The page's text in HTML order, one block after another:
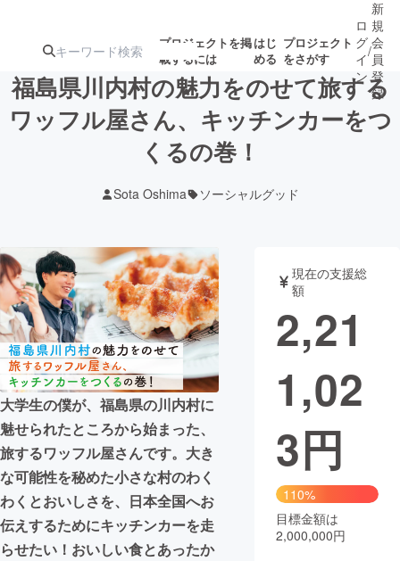
プロジェクトを掲
載するには
はじ
める
プロジェクト
をさがす
注目の新着プロ
ジェクト
募集終了が近いプ
テクノロジー・ガジェット
映像・映画 書籍・雑誌
ビジネス・起業 チャレンジ
まちづくり・地域活性化
CAMPFIRE for Social Good
CAMPFIRE Creation
CAMPFIREふるさと納税machi-ya コミュニティ
ロ
グ
イ
ン
/
新
規
会
員
登
録
福島県川内村の魅力をのせて旅する
ワッフル屋さん、キッチンカーをつ
くるの巻！
Sota Oshima ソーシャルグッド
大学生の僕が、福島県の川内村に
魅せられたところから始まった、
旅するワッフル屋さんです。大き
な可能性を秘めた小さな村のわく
わくとおいしさを、日本全国へお
伝えするためにキッチンカーを走
らせたい！おいしい食とあったか
現在の支援総
額
2,21
1,02
3円
110%
目標金額は
2,000,000円